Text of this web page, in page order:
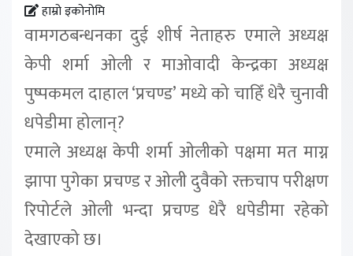
हाम्रो इकोनोमि
वामगठबन्धनका दुई शीर्ष नेताहरु एमाले अध्यक्ष
केपी शर्मा ओली र माओवादी केन्द्रका अध्यक्ष
पुष्पकमल दाहाल ‘प्रचण्ड’ मध्ये को चाहिँ धेरै चुनावी
धपेडीमा होलान्?
एमाले अध्यक्ष केपी शर्मा ओलीको पक्षमा मत माग्न
झापा पुगेका प्रचण्ड र ओली दुवैको रक्तचाप परीक्षण
रिपोर्टले ओली भन्दा प्रचण्ड धेरै धपेडीमा रहेको
देखाएको छ।